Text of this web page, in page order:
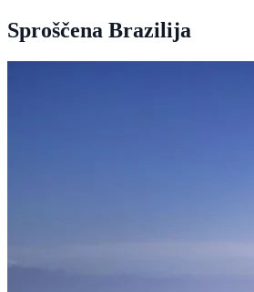
Sproščena Brazilija